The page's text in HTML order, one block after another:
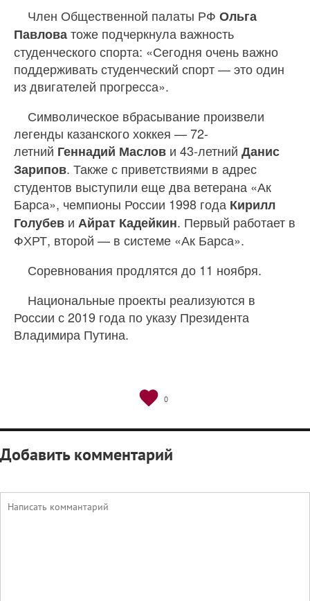
Член Общественной палаты РФ Ольга
Павловатоже подчеркнула важность
студенческого спорта: «Сегодня очень важно
поддерживать студенческий спорт — это один
из двигателей прогресса».
Символическое вбрасывание произвели
легенды казанского хоккея — 72-
летний Геннадий Маслов и 43-летний Данис
Зарипов. Также с приветствиями в адрес
студентов выступили еще два ветерана «Ак
Барса», чемпионы России 1998 года Кирилл
Голубев и Айрат Кадейкин. Первый работает в
ФХРТ, второй — в системе «Ак Барса».
Соревнования продлятся до 11 ноября.
Национальные проекты реализуются в
России с 2019 года по указу Президента
Владимира Путина.
0
Добавить комментарий